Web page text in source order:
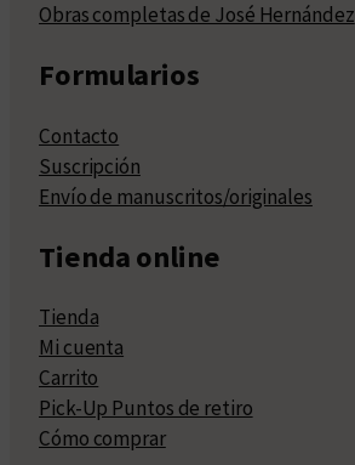
Obras completas de José Hernández
Formularios
Contacto
Suscripción
Envío de manuscritos/originales
Tienda online
Tienda
Mi cuenta
Carrito
Pick-Up Puntos de retiro
Cómo comprar